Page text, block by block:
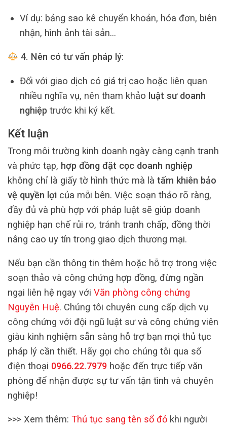
Ví dụ: bảng sao kê chuyển khoản, hóa đơn, biên
nhận, hình ảnh tài sản…
4. Nên có tư vấn pháp lý:
Đối với giao dịch có giá trị cao hoặc liên quan
nhiều nghĩa vụ, nên tham khảo luật sư doanh
nghiệp trước khi ký kết.
Kết luận
Trong môi trường kinh doanh ngày càng cạnh tranh
và phức tạp, hợp đồng đặt cọc doanh nghiệp
không chỉ là giấy tờ hình thức mà là tấm khiên bảo
vệ quyền lợi của mỗi bên. Việc soạn thảo rõ ràng,
đầy đủ và phù hợp với pháp luật sẽ giúp doanh
nghiệp hạn chế rủi ro, tránh tranh chấp, đồng thời
nâng cao uy tín trong giao dịch thương mại.
Nếu bạn cần thông tin thêm hoặc hỗ trợ trong việc
soạn thảo và công chứng hợp đồng, đừng ngần
ngại liên hệ ngay với Văn phòng công chứng
Nguyễn Huệ. Chúng tôi chuyên cung cấp dịch vụ
công chứng với đội ngũ luật sư và công chứng viên
giàu kinh nghiệm sẵn sàng hỗ trợ bạn mọi thủ tục
pháp lý cần thiết. Hãy gọi cho chúng tôi qua số
điện thoại 0966.22.7979 hoặc đến trực tiếp văn
phòng để nhận được sự tư vấn tận tình và chuyên
nghiệp!
>>> Xem thêm: Thủ tục sang tên sổ đỏ khi người